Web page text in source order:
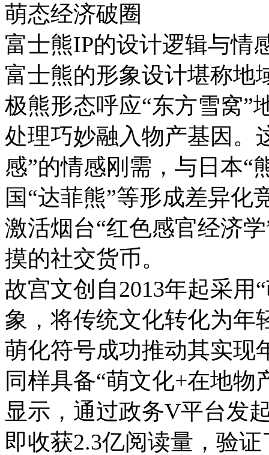
萌态经济破圈
富士熊IP的设计逻辑与情
富士熊的形象设计堪称地
极熊形态呼应“东方雪窝”
处理巧妙融入物产基因。
感”的情感刚需，与日本“
国“达菲熊”等形成差异化
激活烟台“红色感官经济
摸的社交货币。
故宫文创自2013年起采用
象，将传统文化转化为年
萌化符号成功推动其实现
同样具备“萌文化+在地
显示，通过政务V平台发
即收获2.3亿阅读量，验